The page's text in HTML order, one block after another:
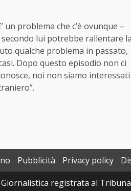
un problema che c’è ovunque –
secondo lui potrebbe rallentare
qualche problema in passato,
Dopo questo episodio non ci
noi non siamo interessati
Pubblicità Privacy policy
registrata al